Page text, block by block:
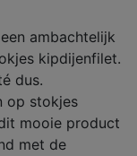
ambachtelijk
kipdijenfilet.
dus.
op stokjes
mooie product
met de